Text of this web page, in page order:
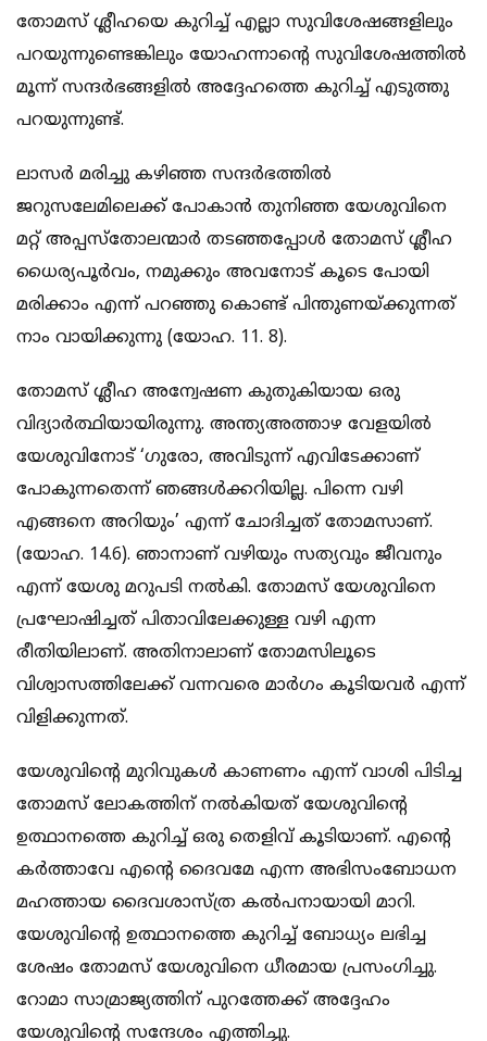
തോമസ് ശ്ലീഹയെ കുറിച്ച് എല്ലാ സുവിശേഷങ്ങളിലും
പറയുന്നുണ്ടെങ്കിലും യോഹന്നാന്റെ സുവിശേഷത്തില്‍
മൂന്ന് സന്ദര്‍ഭങ്ങളില്‍ അദ്ദേഹത്തെ കുറിച്ച് എടുത്തു
പറയുന്നുണ്ട്.
ലാസര്‍ മരിച്ചു കഴിഞ്ഞ സന്ദര്‍ഭത്തില്‍
ജറുസലേമിലെക്ക് പോകാന്‍ തുനിഞ്ഞ യേശുവിനെ
മറ്റ് അപ്പസ്‌തോലന്മാര്‍ തടഞ്ഞപ്പോള്‍ തോമസ് ശ്ലീഹ
ധൈര്യപൂര്‍വം, നമുക്കും അവനോട് കൂടെ പോയി
മരിക്കാം എന്ന് പറഞ്ഞു കൊണ്ട് പിന്തുണയ്ക്കുന്നത്
നാം വായിക്കുന്നു (യോഹ. 11. 8).
തോമസ് ശ്ലീഹ അന്വേഷണ കുതുകിയായ ഒരു
വിദ്യാര്‍ത്ഥിയായിരുന്നു. അന്ത്യഅത്താഴ വേളയില്‍
യേശുവിനോട് ‘ഗുരോ, അവിടുന്ന് എവിടേക്കാണ്
പോകുന്നതെന്ന് ഞങ്ങള്‍ക്കറിയില്ല. പിന്നെ വഴി
എങ്ങനെ അറിയും’ എന്ന് ചോദിച്ചത് തോമസാണ്.
(യോഹ. 14.6). ഞാനാണ് വഴിയും സത്യവും ജീവനും
എന്ന് യേശു മറുപടി നല്‍കി. തോമസ് യേശുവിനെ
പ്രഘോഷിച്ചത് പിതാവിലേക്കുള്ള വഴി എന്ന
രീതിയിലാണ്. അതിനാലാണ് തോമസിലൂടെ
വിശ്വാസത്തിലേക്ക് വന്നവരെ മാര്‍ഗം കൂടിയവര്‍ എന്ന്
വിളിക്കുന്നത്.
യേശുവിന്റെ മുറിവുകള്‍ കാണണം എന്ന് വാശി പിടിച്ച
തോമസ് ലോകത്തിന് നല്‍കിയത് യേശുവിന്റെ
ഉത്ഥാനത്തെ കുറിച്ച് ഒരു തെളിവ് കൂടിയാണ്. എന്റെ
കര്‍ത്താവേ എന്റെ ദൈവമേ എന്ന അഭിസംബോധന
മഹത്തായ ദൈവശാസ്ത്ര കല്‍പനായായി മാറി.
യേശുവിന്റെ ഉത്ഥാനത്തെ കുറിച്ച് ബോധ്യം ലഭിച്ച
ശേഷം തോമസ് യേശുവിനെ ധീരമായ പ്രസംഗിച്ചു.
റോമാ സാമ്രാജ്യത്തിന് പുറത്തേക്ക് അദ്ദേഹം
യേശുവിന്റെ സന്ദേശം എത്തിച്ചു.